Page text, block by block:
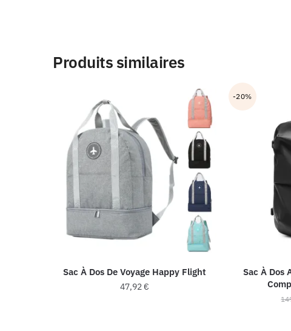
Produits similaires
Sac À Dos De Voyage Happy Flight
47,92€
-20%
Sac À Dos